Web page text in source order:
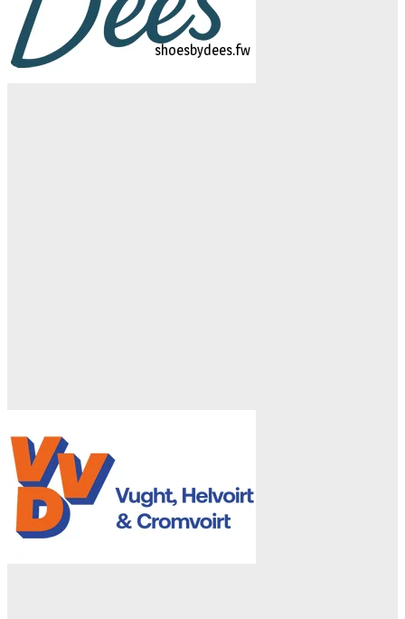
logo-studiebegeleidinghelvoirt